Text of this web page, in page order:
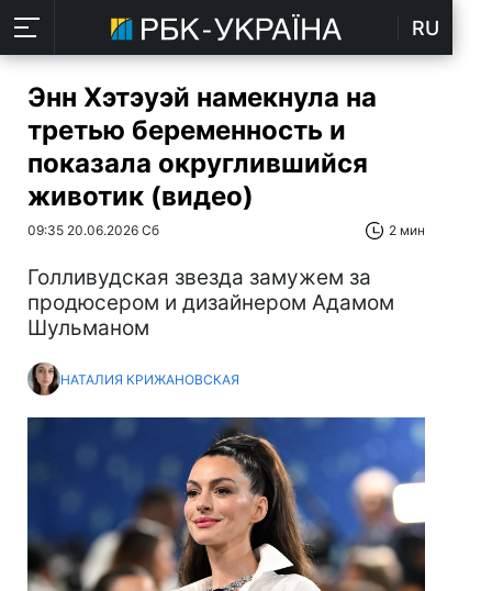
RU
Энн Хэтэуэй намекнула на
третью беременность и
показала округлившийся
животик (видео)
09:35 20.06.2026 Сб 2 мин
Голливудская звезда замужем за
продюсером и дизайнером Адамом
Шульманом
НАТАЛИЯ КРИЖАНОВСКАЯ